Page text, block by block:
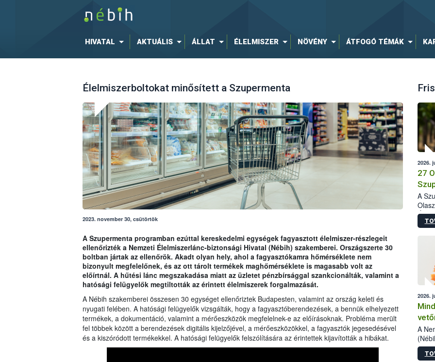
HIVATAL AKTUÁLIS ÁLLAT ÉLELMISZER NÖVÉNY ÁTFOGÓ TÉMÁK
Élelmiszerboltokat minősített a Szupermenta
2023. november 30, csütörtök
A Szupermenta programban ezúttal kereskedelmi egységek fagyasztott élelmiszer-részlegeit
ellenőrizték a Nemzeti Élelmiszerlánc-biztonsági Hivatal (Nébih) szakemberei. Országszerte 30
boltban jártak az ellenőrök. Akadt olyan hely, ahol a fagyasztókamra hőmérséklete nem
bizonyult megfelelőnek, és az ott tárolt termékek maghőmérséklete is magasabb volt az
előírtnál. A hűtési lánc megszakadása miatt az üzletet pénzbírsággal szankcionálták, valamint a
hatósági felügyelők megtiltották az érintett élelmiszerek forgalmazását.
A Nébih szakemberei összesen 30 egységet ellenőriztek Budapesten, valamint az ország keleti és
nyugati felében. A hatósági felügyelők vizsgálták, hogy a fagyasztóberendezések, a bennük elhelyezett
termékek, a dokumentáció, valamint a mérőeszközök megfelelnek-e az előírásoknak. Probléma merült
fel többek között a berendezések digitális kijelzőjével, a mérőeszközökkel, a fagyasztók jegesedésével
és a kiszóródott termékekkel. A hatósági felügyelők felszólítására az érintettek kijavították a hibákat.
2026.
27
A
2026.
A